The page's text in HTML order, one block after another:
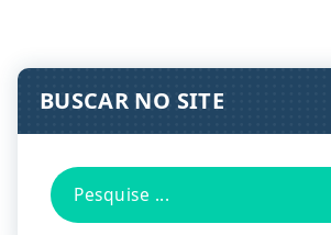
BUSCAR NO SITE
Pesquisa
por: